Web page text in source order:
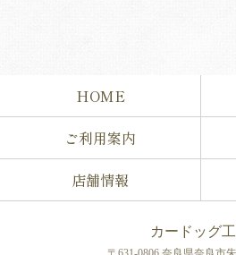
HOME
ご利用案内
店舗情報
カードッグ